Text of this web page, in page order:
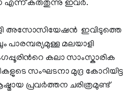
എന്ന് കരുതുന്നു ഇവര്‍.
അസോസിയേഷന്‍ ഇവിടുത്തെ
പാരമ്പര്യമുള്ള മലയാളി
കലാ സാംസ്കാരിക
സംഘടനാ മുദ്ര കോറിയിട്ട
പ്രവര്‍ത്തന ചരിത്രമുണ്ട്